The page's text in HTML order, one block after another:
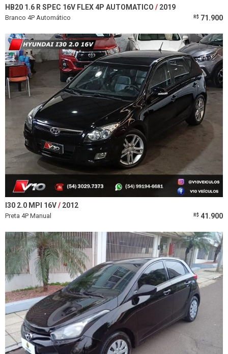
HB20 1.6 R SPEC 16V FLEX 4P AUTOMATICO 2019
Branco 4P Automático R$ 71.900
I30 2.0 MPI 16V 2012
Preta 4P Manual R$ 41.900